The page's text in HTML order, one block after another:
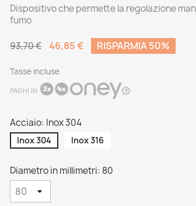
Dispositivo che permette la regolazione
fumo
93,70 € 46,85 € RISPARMIA 50%
Tasse incluse
PAGHI IN
Acciaio: Inox 304
Inox 304 Inox 316
Diametro in millimetri: 80